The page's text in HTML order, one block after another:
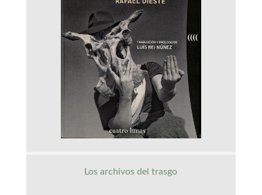
Los archivos del trasgo